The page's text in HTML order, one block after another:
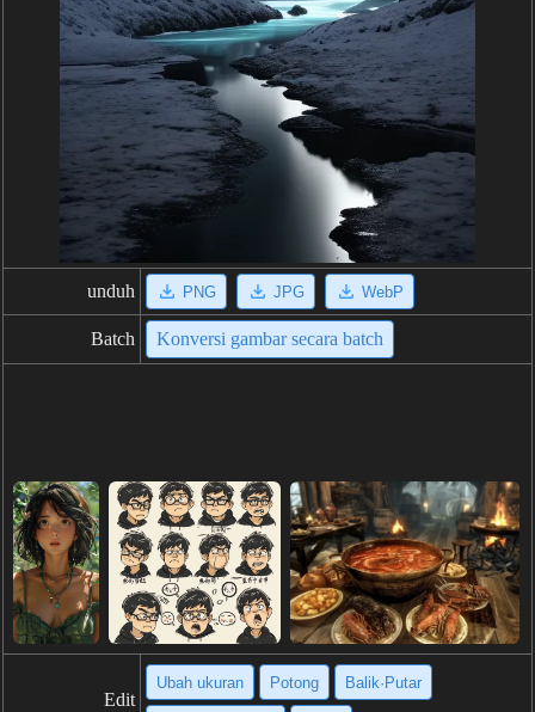
unduh PNG JPG WebP
Batch Konversi gambar secara batch
Edit
Ubah ukuran Potong Balik·Putar